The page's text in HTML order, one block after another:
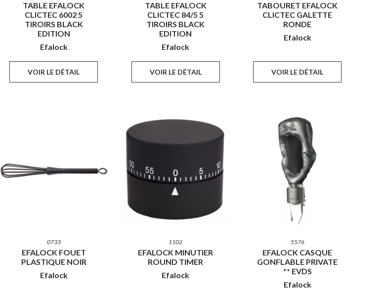
TABLE EFALOCK
CLICTEC 6002 5
TIROIRS BLACK
EDITION
Efalock
VOIR LE DÉTAIL
TABLE EFALOCK
CLICTEC 84/5 5
TIROIRS BLACK
EDITION
Efalock
VOIR LE DÉTAIL
TABOURET EFALOCK
CLICTEC GALETTE
RONDE
Efalock
VOIR LE DÉTAIL
0733
EFALOCK FOUET
PLASTIQUE NOIR
Efalock
1102
EFALOCK MINUTIER
ROUND TIMER
Efalock
5576
EFALOCK CASQUE
GONFLABLE PRIVATE
** EVDS
Efalock